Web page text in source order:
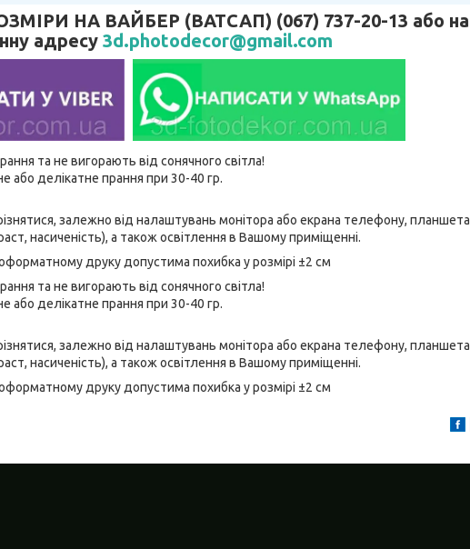
НА ВАЙБЕР (ВАТСАП) (067) 737-20-13 або на
адресу 3d.photodecor@gmail.com
та не вигорають від сонячного світла!
або делікатне прання при 30-40 гр.
залежно від налаштувань монітора або екрана телефону, планшета
насиченість), а також освітлення в Вашому приміщенні.
друку допустима похибка у розмірі ±2 см
та не вигорають від сонячного світла!
або делікатне прання при 30-40 гр.
залежно від налаштувань монітора або екрана телефону, планшета
насиченість), а також освітлення в Вашому приміщенні.
друку допустима похибка у розмірі ±2 см